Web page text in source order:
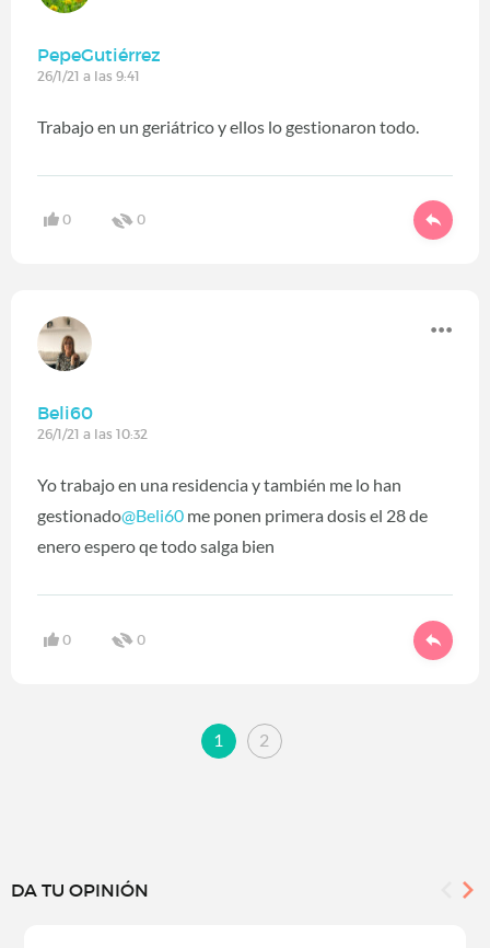
PepeGutiérrez
26/1/21 a las 9:41
Trabajo en un geriátrico y ellos lo gestionaron todo.
0 0
Beli60
26/1/21 a las 10:32
Yo trabajo en una residencia y también me lo han
gestionado@Beli60 me ponen primera dosis el 28 de
enero espero qe todo salga bien
0 0
1 2
DA TU OPINIÓN